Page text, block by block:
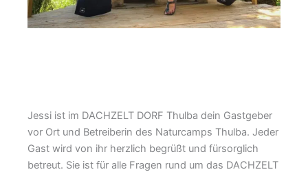
Jessi ist im DACHZELT DORF Thulba dein Gastgeber
vor Ort und Betreiberin des Naturcamps Thulba. Jeder
Gast wird von ihr herzlich begrüßt und fürsorglich
betreut. Sie ist für alle Fragen rund um das DACHZELT